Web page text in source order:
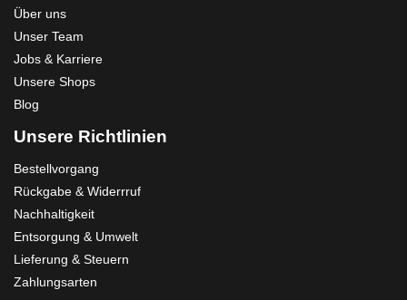
Über uns
Unser Team
Jobs & Karriere
Unsere Shops
Blog
Unsere Richtlinien
Bestellvorgang
Rückgabe & Widerrruf
Nachhaltigkeit
Entsorgung & Umwelt
Lieferung & Steuern
Zahlungsarten